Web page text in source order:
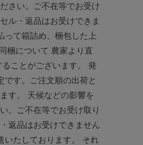
さい。ご不在等でお受け
ル・返品はお受けできま
って箱詰め、梱包した上
梱について 農家より直
ことがございます。 発
す。ご注文順の出荷と
す。 天候などの影響を
。ご不在等でお受け取り
返品はお受けできません
いたしております。 それ